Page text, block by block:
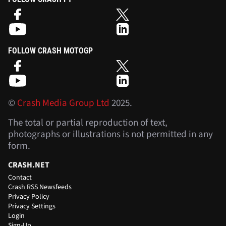
FOLLOW CRASH MOTOGP
©Crash Media Group Ltd 2025.
The total or partial reproduction of text,
photographs or illustrations is not permitted in any
form.
CRASH.NET
Contact
Crash RSS Newsfeeds
Privacy Policy
Privacy Settings
Login